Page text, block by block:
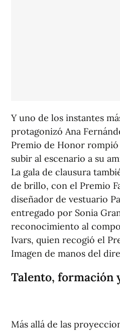
Y uno de los instantes
protagonizó Ana
Premio de Honor
subir al escenario a su
La gala de clausura
de brillo, con el Premio
diseñador de vestuario
entregado por Sonia
reconocimiento al
Ivars, quien recogió el
Imagen de manos del
Talento, formación
Más allá de las